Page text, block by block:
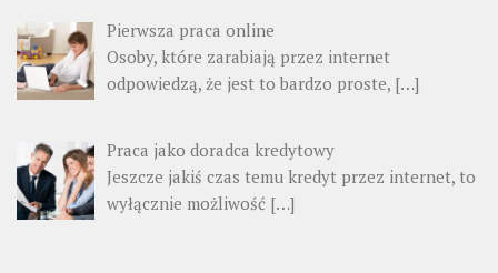
Pierwsza praca online
Osoby, które zarabiają przez internet
odpowiedzą, że jest to bardzo proste, […]
Praca jako doradca kredytowy
Jeszcze jakiś czas temu kredyt przez internet, to
wyłącznie możliwość […]